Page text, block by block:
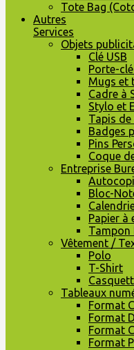
Tote Bag
Autres
Services
Objets
Clé USB
Porte-
Mugs et
Cadre à
Stylo et
Tapis
Badges
Pins
Coque
Entreprise
Bloc-
Papier à
Tampon
Vêtement /
Polo
T-Shirt
Tableaux
Format
Format
Format
Format